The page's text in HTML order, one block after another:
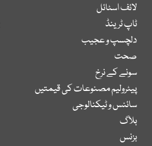
لائف اسٹائل
ٹاپ ٹرینڈ
دلچسپ و عجیب
صحت
سونے کے نرخ
پیٹرولیم مصنوعات کی قیمتیں
سائنس و ٹیکنالوجی
بلاگ
بزنس